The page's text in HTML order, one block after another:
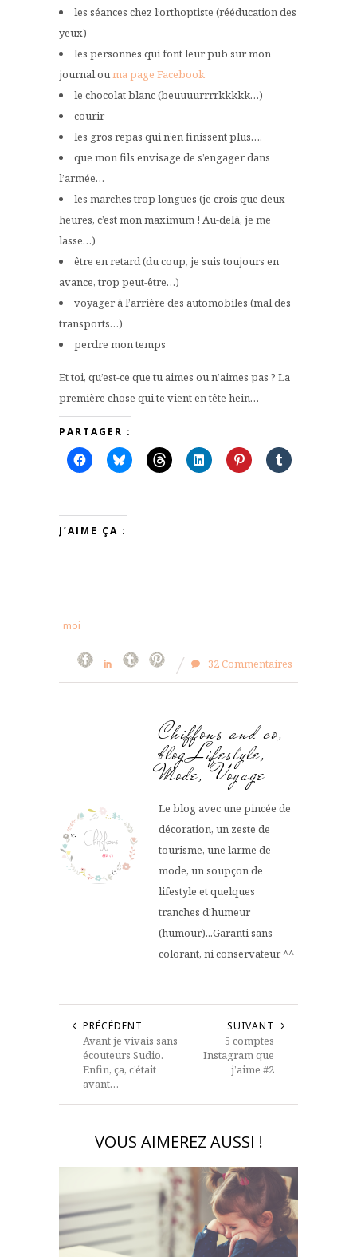
les séances chez l’orthoptiste (rééducation des
yeux)
les personnes qui font leur pub sur mon
journal ouma page Facebook
le chocolat blanc (beuuuurrrrkkkkk…)
courir
les gros repas qui n’en finissent plus….
que mon fils envisage de s’engager dans
l’armée…
les marches trop longues (je crois que deux
heures, c’est mon maximum ! Au-delà, je me
lasse…)
être en retard (du coup, je suis toujours en
avance, trop peut-être…)
voyager à l’arrière des automobiles (mal des
transports…)
perdre mon temps
Et toi, qu’est-ce que tu aimes ou n’aimes pas ? La
première chose qui te vient en tête hein…
PARTAGER :
J’AIME ÇA :
moi
32 Commentaires
Chiffons and co,
blog Lifestyle,
Mode, Voyage
Le blog avec une pincée de
décoration, un zeste de
tourisme, une larme de
mode, un soupçon de
lifestyle et quelques
tranches d'humeur
(humour)...Garanti sans
colorant, ni conservateur ^^
PRÉCÉDENT
Avant je vivais sans
écouteurs Sudio.
Enfin, ça, c’était
avant…
SUIVANT
5 comptes
Instagram que
j’aime #2
VOUS AIMEREZ AUSSI !